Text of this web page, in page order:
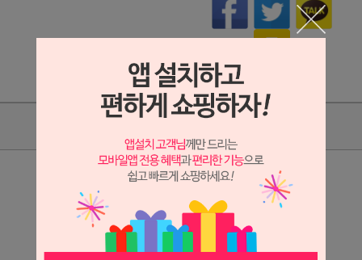
상세 정보를 확대해 보실 수 있습니다.